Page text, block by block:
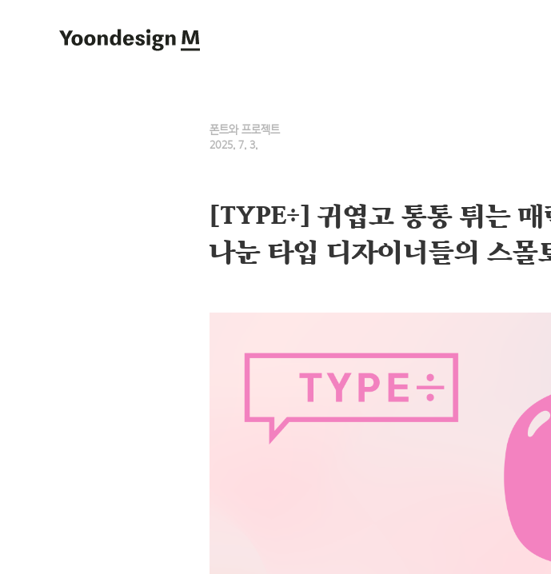
Yoondesign M
폰트와 프로젝트
2025. 7. 3.
[TYPE÷] 귀엽고 통통 튀는 매
나눈 타입 디자이너들의 스몰